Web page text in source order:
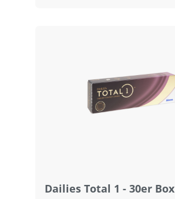
Dailies Total 1 - 30er Box